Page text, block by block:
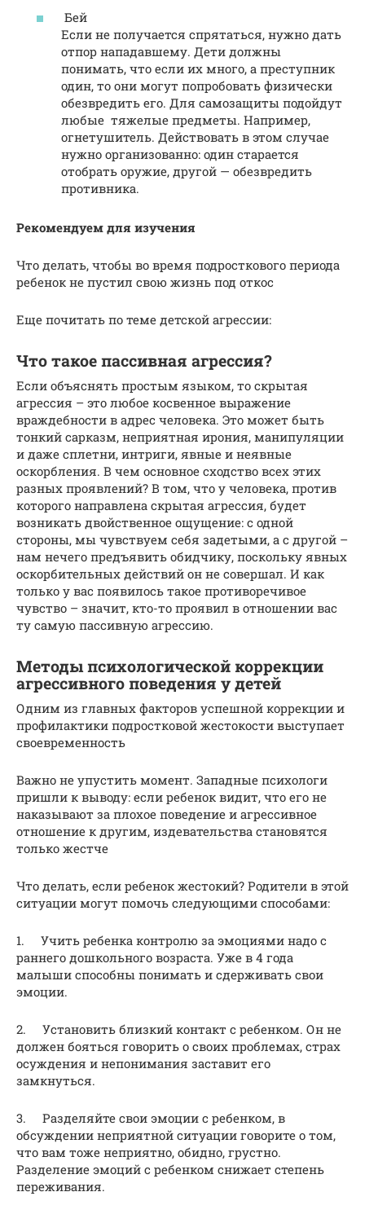
Бей
Если не получается спрятаться, нужно дать
отпор нападавшему. Дети должны
понимать, что если их много, а преступник
один, то они могут попробовать физически
обезвредить его. Для самозащиты подойдут
любые тяжелые предметы. Например,
огнетушитель. Действовать в этом случае
нужно организованно: один старается
отобрать оружие, другой — обезвредить
противника.
Рекомендуем для изучения
Что делать, чтобы во время подросткового периода
ребенок не пустил свою жизнь под откос
Еще почитать по теме детской агрессии:
Что такое пассивная агрессия?
Если объяснять простым языком, то скрытая
агрессия – это любое косвенное выражение
враждебности в адрес человека. Это может быть
тонкий сарказм, неприятная ирония, манипуляции
и даже сплетни, интриги, явные и неявные
оскорбления. В чем основное сходство всех этих
разных проявлений? В том, что у человека, против
которого направлена скрытая агрессия, будет
возникать двойственное ощущение: с одной
стороны, мы чувствуем себя задетыми, а с другой –
нам нечего предъявить обидчику, поскольку явных
оскорбительных действий он не совершал. И как
только у вас появилось такое противоречивое
чувство – значит, кто-то проявил в отношении вас
ту самую пассивную агрессию.
Методы психологической коррекции
агрессивного поведения у детей
Одним из главных факторов успешной коррекции и
профилактики подростковой жестокости выступает
своевременность
Важно не упустить момент. Западные психологи
пришли к выводу: если ребенок видит, что его не
наказывают за плохое поведение и агрессивное
отношение к другим, издевательства становятся
только жестче
Что делать, если ребенок жестокий? Родители в этой
ситуации могут помочь следующими способами:
1. Учить ребенка контролю за эмоциями надо с
раннего дошкольного возраста. Уже в 4 года
малыши способны понимать и сдерживать свои
эмоции.
2. Установить близкий контакт с ребенком. Он не
должен бояться говорить о своих проблемах, страх
осуждения и непонимания заставит его
замкнуться.
3. Разделяйте свои эмоции с ребенком, в
обсуждении неприятной ситуации говорите о том,
что вам тоже неприятно, обидно, грустно.
Разделение эмоций с ребенком снижает степень
переживания.